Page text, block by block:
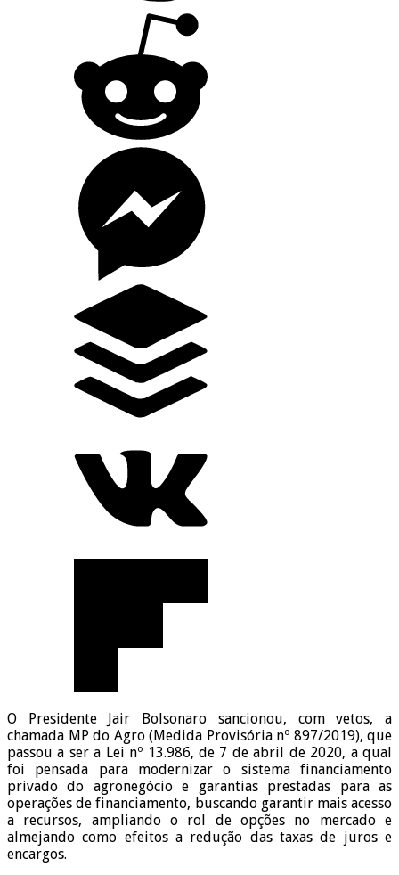
O Presidente Jair Bolsonaro sancionou, com vetos, a
chamada MP do Agro (Medida Provisória nº 897/2019), que
passou a ser a Lei nº 13.986, de 7 de abril de 2020, a qual
foi pensada para modernizar o sistema financiamento
privado do agronegócio e garantias prestadas para as
operações de financiamento, buscando garantir mais acesso
a recursos, ampliando o rol de opções no mercado e
almejando como efeitos a redução das taxas de juros e
encargos.